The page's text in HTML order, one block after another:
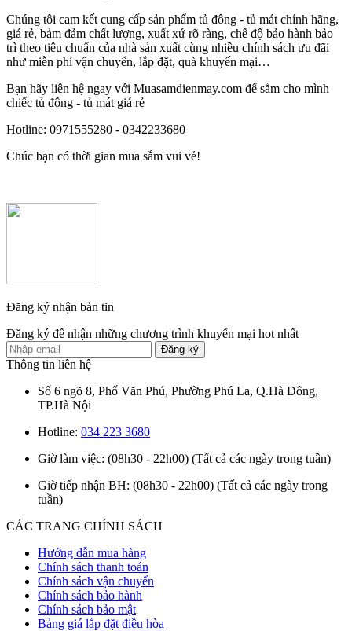
Chúng tôi cam kết cung cấp sản phẩm tủ đông - tủ mát chính hãng,
giá rẻ, bảm đảm chất lượng, xuất xứ rõ ràng, chế độ bảo hành bảo
trì theo tiêu chuẩn của nhà sản xuất cùng nhiều chính sách ưu đãi
như miễn phí vận chuyển, lắp đặt, quà khuyến mại…
Bạn hãy liên hệ ngay với Muasamdienmay.com để sắm cho mình
chiếc tủ đông - tủ mát giá rẻ
Hotline: 0971555280 - 0342233680
Chúc bạn có thời gian mua sắm vui vẻ!
Đăng ký nhận bản tin
Đăng ký để nhận những chương trình khuyến mại hot nhất
Đăng ký
Thông tin liên hệ
Số 6 ngõ 8, Phố Văn Phú, Phường Phú La, Q.Hà Đông,
TP.Hà Nội
Hotline: 034 223 3680
Giờ làm việc: (08h30 - 22h00) (Tất cả các ngày trong tuần)
Giờ tiếp nhận BH: (08h30 - 22h00) (Tất cả các ngày trong
tuần)
CÁC TRANG CHÍNH SÁCH
Hướng dẫn mua hàng
Chính sách thanh toán
Chính sách vận chuyển
Chính sách bảo hành
Chính sách bảo mật
Bảng giá lắp đặt điều hòa